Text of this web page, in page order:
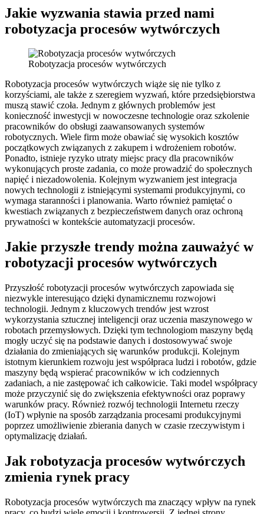
Jakie wyzwania stawia przed nami
robotyzacja procesów wytwórczych
Robotyzacja procesów wytwórczych
Robotyzacja procesów wytwórczych wiąże się nie tylko z
korzyściami, ale także z szeregiem wyzwań, które przedsiębiorstwa
muszą stawić czoła. Jednym z głównych problemów jest
konieczność inwestycji w nowoczesne technologie oraz szkolenie
pracowników do obsługi zaawansowanych systemów
robotycznych. Wiele firm może obawiać się wysokich kosztów
początkowych związanych z zakupem i wdrożeniem robotów.
Ponadto, istnieje ryzyko utraty miejsc pracy dla pracowników
wykonujących proste zadania, co może prowadzić do społecznych
napięć i niezadowolenia. Kolejnym wyzwaniem jest integracja
nowych technologii z istniejącymi systemami produkcyjnymi, co
wymaga staranności i planowania. Warto również pamiętać o
kwestiach związanych z bezpieczeństwem danych oraz ochroną
prywatności w kontekście automatyzacji procesów.
Jakie przyszłe trendy można zauważyć w
robotyzacji procesów wytwórczych
Przyszłość robotyzacji procesów wytwórczych zapowiada się
niezwykle interesująco dzięki dynamicznemu rozwojowi
technologii. Jednym z kluczowych trendów jest wzrost
wykorzystania sztucznej inteligencji oraz uczenia maszynowego w
robotach przemysłowych. Dzięki tym technologiom maszyny będą
mogły uczyć się na podstawie danych i dostosowywać swoje
działania do zmieniających się warunków produkcji. Kolejnym
istotnym kierunkiem rozwoju jest współpraca ludzi i robotów, gdzie
maszyny będą wspierać pracowników w ich codziennych
zadaniach, a nie zastępować ich całkowicie. Taki model współpracy
może przyczynić się do zwiększenia efektywności oraz poprawy
warunków pracy. Również rozwój technologii Internetu rzeczy
(IoT) wpłynie na sposób zarządzania procesami produkcyjnymi
poprzez umożliwienie zbierania danych w czasie rzeczywistym i
optymalizację działań.
Jak robotyzacja procesów wytwórczych
zmienia rynek pracy
Robotyzacja procesów wytwórczych ma znaczący wpływ na rynek